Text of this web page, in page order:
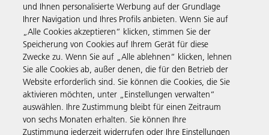
Produkte & Services
Support & Kontakt
Weiterführende Informationen
und Ihnen personalisierte Werbung auf der Grundlage
Ihrer Navigation und Ihres Profils anbieten. Wenn Sie auf
„Alle Cookies akzeptieren“ klicken, stimmen Sie der
Speicherung von Cookies auf Ihrem Gerät für diese
Zwecke zu. Wenn Sie auf „Alle ablehnen“ klicken, lehnen
Sie alle Cookies ab, außer denen, die für den Betrieb der
Website erforderlich sind. Sie können die Cookies, die Sie
aktivieren möchten, unter „Einstellungen verwalten“
auswählen. Ihre Zustimmung bleibt für einen Zeitraum
von sechs Monaten erhalten. Sie können Ihre
Zustimmung jederzeit widerrufen oder Ihre Einstellungen